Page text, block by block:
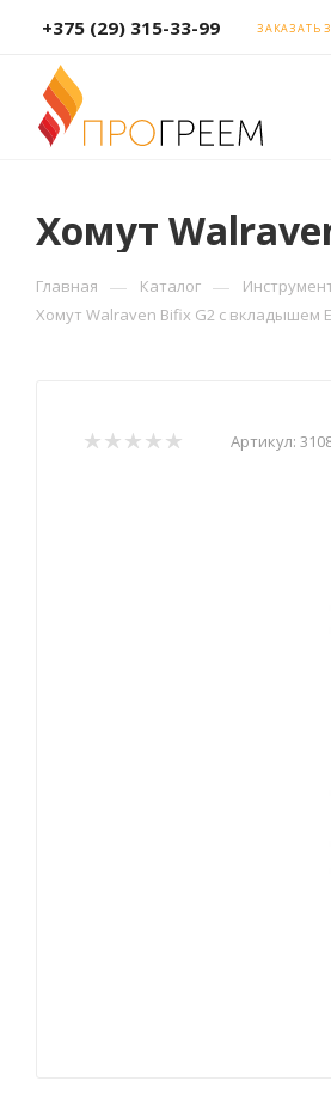
+375 (29) 315-33-99 ЗАКАЗАТЬ
Хомут
Главная — Каталог —
Хомут Walraven Bifix G2 с вкладышем
Артикул: